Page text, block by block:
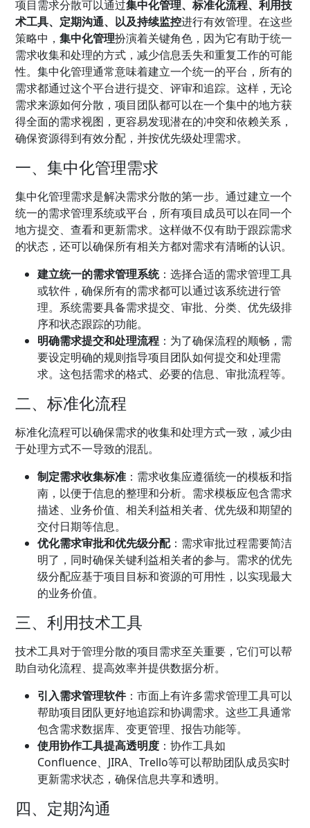
项目需求分散可以通过集中化管理、标准化流程、利用技
术工具、定期沟通、以及持续监控进行有效管理。在这些
策略中，集中化管理扮演着关键角色，因为它有助于统一
需求收集和处理的方式，减少信息丢失和重复工作的可能
性。集中化管理通常意味着建立一个统一的平台，所有的
需求都通过这个平台进行提交、评审和追踪。这样，无论
需求来源如何分散，项目团队都可以在一个集中的地方获
得全面的需求视图，更容易发现潜在的冲突和依赖关系，
确保资源得到有效分配，并按优先级处理需求。
一、集中化管理需求
集中化管理需求是解决需求分散的第一步。通过建立一个
统一的需求管理系统或平台，所有项目成员可以在同一个
地方提交、查看和更新需求。这样做不仅有助于跟踪需求
的状态，还可以确保所有相关方都对需求有清晰的认识。
建立统一的需求管理系统：选择合适的需求管理工具
或软件，确保所有的需求都可以通过该系统进行管
理。系统需要具备需求提交、审批、分类、优先级排
序和状态跟踪的功能。
明确需求提交和处理流程 ：为了确保流程的顺畅，需
要设定明确的规则指导项目团队如何提交和处理需
求。这包括需求的格式、必要的信息、审批流程等。
二、标准化流程
标准化流程可以确保需求的收集和处理方式一致，减少由
于处理方式不一导致的混乱。
制定需求收集标准 ：需求收集应遵循统一的模板和指
南，以便于信息的整理和分析。需求模板应包含需求
描述、业务价值、相关利益相关者、优先级和期望的
交付日期等信息。
优化需求审批和优先级分配：需求审批过程需要简洁
明了，同时确保关键利益相关者的参与。需求的优先
级分配应基于项目目标和资源的可用性，以实现最大
的业务价值。
三、利用技术工具
技术工具对于管理分散的项目需求至关重要，它们可以帮
助自动化流程、提高效率并提供数据分析。
引入需求管理软件：市面上有许多需求管理工具可以
帮助项目团队更好地追踪和协调需求。这些工具通常
包含需求数据库、变更管理、报告功能等。
使用协作工具提高透明度 ：协作工具如
Confluence、JIRA、Trello等可以帮助团队成员实时
更新需求状态，确保信息共享和透明。
四、定期沟通